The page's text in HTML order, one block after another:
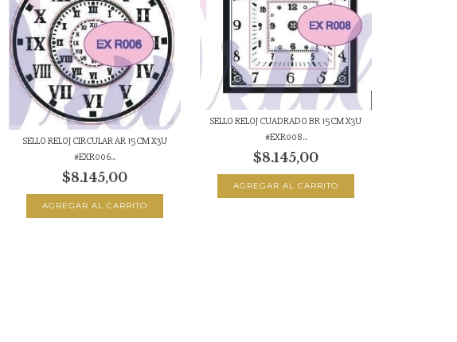
SELLO RELOJ CIRCULAR AR 15CM X3U
#EXR006...
$8.145,00
SELLO RELOJ CUADRADO BR 15CM X3U
#EXR008...
$8.145,00